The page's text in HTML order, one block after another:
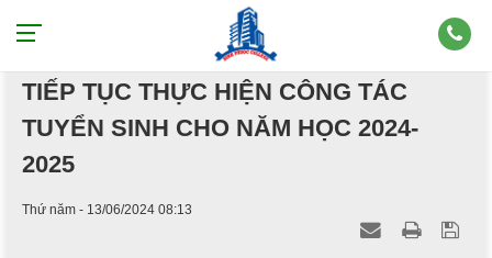
TRƯỜNG CAO ĐẲNG BÌNH PHƯỚC
TIẾP TỤC THỰC HIỆN CÔNG TÁC
TUYỂN SINH CHO NĂM HỌC 2024-
2025
Thứ năm - 13/06/2024 08:13